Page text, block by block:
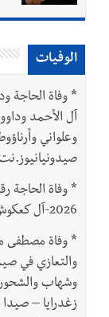
الوفيات
*
آل الأحمد
وعلواني
*
2026-آل كعكوش وحمودة
*
وشهاب
زغدرايا –